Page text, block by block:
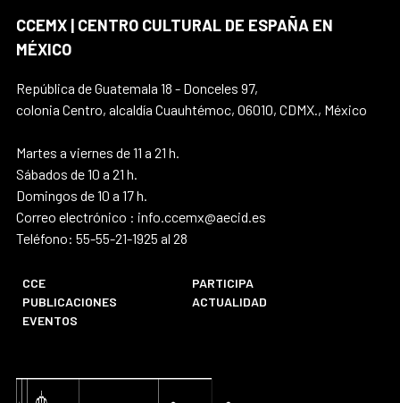
CCEMX | CENTRO CULTURAL DE ESPAÑA EN
MÉXICO
República de Guatemala 18 - Donceles 97,
colonia Centro, alcaldía Cuauhtémoc, 06010, CDMX., México
Martes a viernes de 11 a 21 h.
Sábados de 10 a 21 h.
Domingos de 10 a 17 h.
Correo electrónico : info.ccemx@aecid.es
Teléfono: 55-55-21-1925 al 28
CCE
PARTICIPA
PUBLICACIONES
ACTUALIDAD
EVENTOS